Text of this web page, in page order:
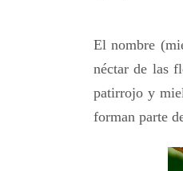
El nombre
néctar de las
patirrojo y
forman parte